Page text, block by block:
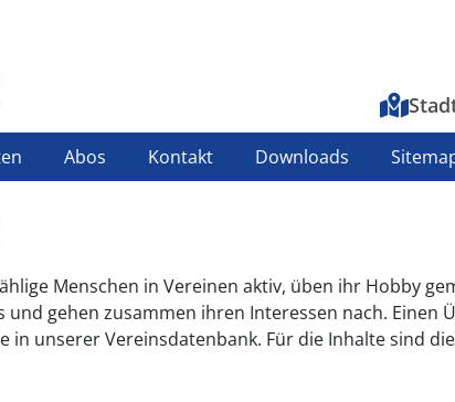
Top-Menu
Abos Kontakt Downloads
Menschen in Vereinen aktiv, üben ihr Hobby
und gehen zusammen ihren Interessen nach. Einen
in unserer Vereinsdatenbank. Für die Inhalte sind